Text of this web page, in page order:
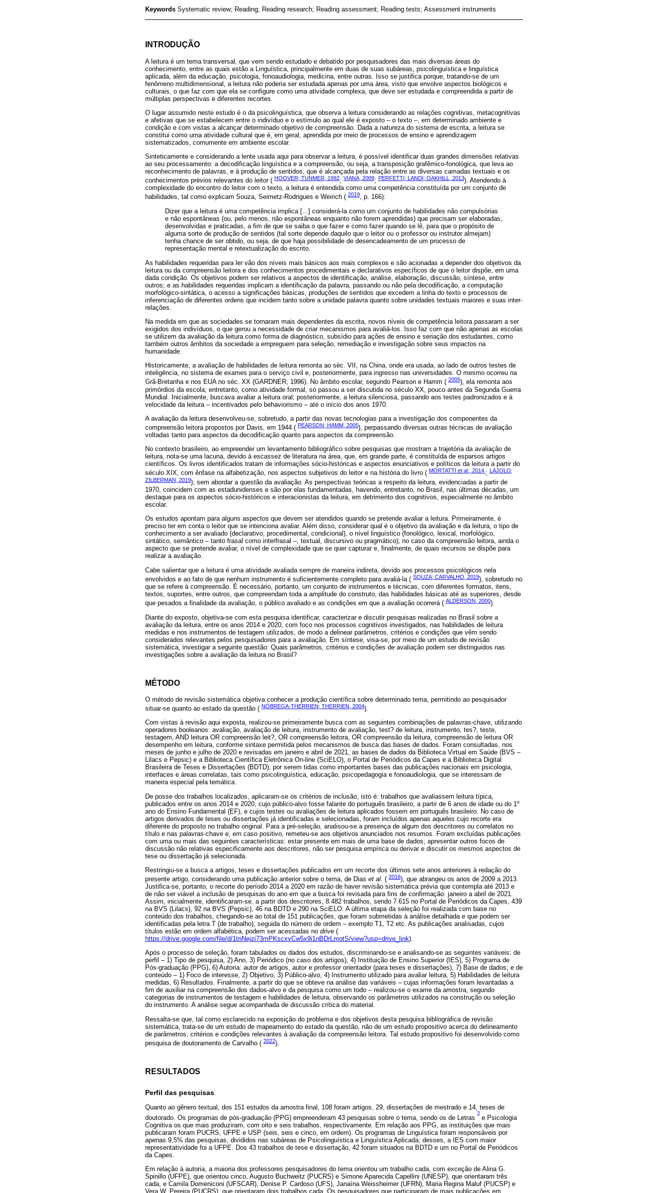
Keywords Systematic review; Reading; Reading research; Reading assessment; Reading tests; Assessment instruments
INTRODUÇÃO
A leitura é um tema transversal, que vem sendo estudado e debatido por pesquisadores das mais diversas áreas do
conhecimento, entre as quais estão a Linguística, principalmente em duas de suas subáreas, psicolinguística e linguística
aplicada, além da educação, psicologia, fonoaudiologia, medicina, entre outras. Isso se justifica porque, tratando-se de um
fenômeno multidimensional, a leitura não poderia ser estudada apenas por uma área, visto que envolve aspectos biológicos e
culturais, o que faz com que ela se configure como uma atividade complexa, que deve ser estudada e compreendida a partir de
múltiplas perspectivas e diferentes recortes.
O lugar assumido neste estudo é o da psicolinguística, que observa a leitura considerando as relações cognitivas, metacognitivas
e afetivas que se estabelecem entre o indivíduo e o estímulo ao qual ele é exposto – o texto –, em determinado ambiente e
condição e com vistas a alcançar determinado objetivo de compreensão. Dada a natureza do sistema de escrita, a leitura se
constitui como uma atividade cultural que é, em geral, aprendida por meio de processos de ensino e aprendizagem
sistematizados, comumente em ambiente escolar.
Sinteticamente e considerando a lente usada aqui para observar a leitura, é possível identificar duas grandes dimensões relativas
ao seu processamento: a decodificação linguística e a compreensão, ou seja, a transposição grafêmico-fonológica, que leva ao
reconhecimento de palavras, e à produção de sentidos, que é alcançada pela relação entre as diversas camadas textuais e os
conhecimentos prévios relevantes do leitor ( HOOVER; TUNMER, 1992; VIANA, 2009; PERFETTI; LANDI; OAKHILL, 2013). Atendendo à
complexidade do encontro do leitor com o texto, a leitura é entendida como uma competência constituída por um conjunto de
habilidades, tal como explicam Souza, Seimetz-Rodrigues e Weirich ( 2019, p. 166):
Dizer que a leitura é uma competência implica [...] considerá-la como um conjunto de habilidades não compulsórias
e não espontâneas (ou, pelo menos, não espontâneas enquanto não forem aprendidas) que precisam ser elaboradas,
desenvolvidas e praticadas, a fim de que se saiba o que fazer e como fazer quando se lê, para que o propósito de
alguma sorte de produção de sentidos (tal sorte depende daquilo que o leitor ou o professor ou instrutor almejam)
tenha chance de ser obtido, ou seja, de que haja possibilidade de desencadeamento de um processo de
representação mental e retextualização do escrito.
As habilidades requeridas para ler vão dos níveis mais básicos aos mais complexos e são acionadas a depender dos objetivos da
leitura ou da compreensão leitora e dos conhecimentos procedimentais e declarativos específicos de que o leitor dispõe, em uma
dada condição. Os objetivos podem ser relativos a aspectos de identificação, análise, elaboração, discussão, síntese, entre
outros; e as habilidades requeridas implicam a identificação da palavra, passando ou não pela decodificação, a computação
morfológico-sintática, o acesso a significações básicas, produções de sentidos que excedem a linha do texto e processos de
inferenciação de diferentes ordens que incidem tanto sobre a unidade palavra quanto sobre unidades textuais maiores e suas inter-
relações.
Na medida em que as sociedades se tornaram mais dependentes da escrita, novos níveis de competência leitora passaram a ser
exigidos dos indivíduos, o que gerou a necessidade de criar mecanismos para avaliá-los. Isso faz com que não apenas as escolas
se utilizem da avaliação da leitura como forma de diagnóstico, subsídio para ações de ensino e seriação dos estudantes, como
também outros âmbitos da sociedade a empreguem para seleção, remediação e investigação sobre seus impactos na
humanidade.
Historicamente, a avaliação de habilidades de leitura remonta ao séc. VII, na China, onde era usada, ao lado de outros testes de
inteligência, no sistema de exames para o serviço civil e, posteriormente, para ingresso nas universidades. O mesmo ocorreu na
Grã-Bretanha e nos EUA no séc. XX (GARDNER, 1996). No âmbito escolar, segundo Pearson e Hamm ( 2005), ela remonta aos
primórdios da escola; entretanto, como atividade formal, só passou a ser discutida no século XX, pouco antes da Segunda Guerra
Mundial. Inicialmente, buscava avaliar a leitura oral; posteriormente, a leitura silenciosa, passando aos testes padronizados e à
velocidade da leitura – incentivados pelo behaviorismo – até o início dos anos 1970.
A avaliação da leitura desenvolveu-se, sobretudo, a partir das novas tecnologias para a investigação dos componentes da
compreensão leitora propostos por Davis, em 1944 ( PEARSON; HAMM, 2005), perpassando diversas outras técnicas de avaliação
voltadas tanto para aspectos da decodificação quanto para aspectos da compreensão.
No contexto brasileiro, ao empreender um levantamento bibliográfico sobre pesquisas que mostram a trajetória da avaliação de
leitura, nota-se uma lacuna, devido à escassez de literatura na área, que, em grande parte, é constituída de esparsos artigos
científicos. Os livros identificados tratam de informações sócio-históricas e aspectos enunciativos e políticos da leitura a partir do
século XIX, com ênfase na alfabetização, nos aspectos subjetivos do leitor e na história do livro ( MORTATTI et al., 2014 ;
LAJOLO;
ZILBERMAN, 2019), sem abordar a questão da avaliação. As perspectivas teóricas a respeito da leitura, evidenciadas a partir de
1970, coincidem com as estadunidenses e são por elas fundamentadas, havendo, entretanto, no Brasil, nas últimas décadas, um
destaque para os aspectos sócio-históricos e interacionistas da leitura, em detrimento dos cognitivos, especialmente no âmbito
escolar.
Os estudos apontam para alguns aspectos que devem ser atendidos quando se pretende avaliar a leitura. Primeiramente, é
preciso ter em conta o leitor que se intenciona avaliar. Além disso, considerar qual é o objetivo da avaliação e da leitura, o tipo de
conhecimento a ser avaliado (declarativo, procedimental, condicional), o nível linguístico (fonológico, lexical, morfológico,
sintático, semântico – tanto frasal como interfrasal –, textual, discursivo ou pragmático); no caso da compreensão leitora, ainda o
aspecto que se pretende avaliar, o nível de complexidade que se quer capturar e, finalmente, de quais recursos se dispõe para
realizar a avaliação.
Cabe salientar que a leitura é uma atividade avaliada sempre de maneira indireta, devido aos processos psicológicos nela
envolvidos e ao fato de que nenhum instrumento é suficientemente completo para avaliá-la ( SOUZA; CARVALHO, 2019), sobretudo no
que se refere à compreensão. É necessário, portanto, um conjunto de instrumentos e técnicas, com diferentes formatos, itens,
textos, suportes, entre outros, que compreendam toda a amplitude do construto, das habilidades básicas até as superiores, desde
que pesados a finalidade da avaliação, o público avaliado e as condições em que a avaliação ocorrerá ( ALDERSON, 2000).
Diante do exposto, objetiva-se com esta pesquisa identificar, caracterizar e discutir pesquisas realizadas no Brasil sobre a
avaliação da leitura, entre os anos 2014 e 2020, com foco nos processos cognitivos investigados, nas habilidades de leitura
medidas e nos instrumentos de testagem utilizados, de modo a delinear parâmetros, critérios e condições que vêm sendo
considerados relevantes pelos pesquisadores para a avaliação. Em síntese, visa-se, por meio de um estudo de revisão
sistemática, investigar a seguinte questão: Quais parâmetros, critérios e condições de avaliação podem ser distinguidos nas
investigações sobre a avaliação da leitura no Brasil?
MÉTODO
O método de revisão sistemática objetiva conhecer a produção científica sobre determinado tema, permitindo ao pesquisador
situar-se quanto ao estado da questão ( NÓBREGA-THERRIEN; THERRIEN, 2004).
Com vistas à revisão aqui exposta, realizou-se primeiramente busca com as seguintes combinações de palavras‑chave, utilizando
operadores booleanos: avaliação, avaliação de leitura, instrumento de avaliação, test? de leitura, instrumento, tes?, teste,
testagem, AND leitura OR compreensão leit?, OR compreensão leitora, OR compreensão da leitura, compreensão de leitura OR
desempenho em leitura, conforme sintaxe permitida pelos mecanismos de busca das bases de dados. Foram consultadas, nos
meses de junho e julho de 2020 e revisadas em janeiro e abril de 2021, as bases de dados da Biblioteca Virtual em Saúde (BVS –
Lilacs e Pepsic) e a Biblioteca Científica Eletrônica On‑line (SciELO), o Portal de Periódicos da Capes e a Biblioteca Digital
Brasileira de Teses e Dissertações (BDTD), por serem tidas como importantes bases das publicações nacionais em psicologia,
interfaces e áreas correlatas, tais como psicolinguística, educação, psicopedagogia e fonoaudiologia, que se interessam de
maneira especial pela temática.
De posse dos trabalhos localizados, aplicaram-se os critérios de inclusão, isto é: trabalhos que avaliassem leitura típica,
publicados entre os anos 2014 e 2020, cujo público-alvo fosse falante do português brasileiro, a partir de 6 anos de idade ou do 1º
ano do Ensino Fundamental (EF), e cujos testes ou avaliações de leitura aplicados fossem em português brasileiro. No caso de
artigos derivados de teses ou dissertações já identificadas e selecionadas, foram incluídos apenas aqueles cujo recorte era
diferente do proposto no trabalho original. Para a pré-seleção, analisou-se a presença de algum dos descritores ou correlatos no
título e nas palavras-chave e, em caso positivo, remeteu-se aos objetivos anunciados nos resumos. Foram excluídas publicações
com uma ou mais das seguintes características: estar presente em mais de uma base de dados; apresentar outros focos de
discussão não relativas especificamente aos descritores, não ser pesquisa empírica ou derivar e discutir os mesmos aspectos de
tese ou dissertação já selecionada.
Restringiu‑se a busca a artigos, teses e dissertações publicados em um recorte dos últimos sete anos anteriores à redação do
presente artigo, considerando uma publicação anterior sobre o tema, de Dias et al. ( 2016), que abrangeu os anos de 2009 a 2013.
Justifica-se, portanto, o recorte do período 2014 a 2020 em razão de haver revisão sistemática prévia que contempla até 2013 e
de não ser viável a inclusão de pesquisas do ano em que a busca foi revisada para fins de confirmação: janeiro a abril de 2021.
Assim, inicialmente, identificaram-se, a partir dos descritores, 8.482 trabalhos, sendo 7.615 no Portal de Periódicos da Capes, 439
na BVS (Lilacs), 92 na BVS (Pepsic), 46 na BDTD e 290 na SciELO. A última etapa da seleção foi realizada com base no
conteúdo dos trabalhos, chegando-se ao total de 151 publicações, que foram submetidas à análise detalhada e que podem ser
identificadas pela letra T (de trabalho), seguida do número de ordem – exemplo T1, T2 etc. As publicações analisadas, cujos
títulos estão em ordem alfabética, podem ser acessadas no drive (
https://drive.google.com/file/d/1tnNejzi73mPKscxvCw5x9i1nBDrLmotS/view?usp=drive_link).
Após o processo de seleção, foram tabulados os dados dos estudos, discriminando-se e analisando-se as seguintes variáveis: de
perfil – 1) Tipo de pesquisa, 2) Ano, 3) Periódico (no caso dos artigos), 4) Instituição de Ensino Superior (IES), 5) Programa de
Pós-graduação (PPG), 6) Autoria: autor de artigos, autor e professor orientador (para teses e dissertações), 7) Base de dados; e de
conteúdo – 1) Foco de interesse, 2) Objetivo, 3) Público-alvo, 4) Instrumento utilizado para avaliar leitura, 5) Habilidades de leitura
medidas, 6) Resultados. Finalmente, a partir do que se obteve na análise das variáveis – cujas informações foram levantadas a
fim de auxiliar na compreensão dos dados-alvo e da pesquisa como um todo – realizou-se o exame da amostra, segundo
categorias de instrumentos de testagem e habilidades de leitura, observando os parâmetros utilizados na construção ou seleção
do instrumento. A análise segue acompanhada de discussão crítica do material.
Ressalta-se que, tal como esclarecido na exposição do problema e dos objetivos desta pesquisa bibliográfica de revisão
sistemática, trata-se de um estudo de mapeamento do estado da questão, não de um estudo propositivo acerca do delineamento
de parâmetros, critérios e condições relevantes à avaliação da compreensão leitora. Tal estudo propositivo foi desenvolvido como
pesquisa de doutoramento de Carvalho ( 2022).
RESULTADOS
Perfil das pesquisas
Quanto ao gênero textual, dos 151 estudos da amostra final, 108 foram artigos, 29, dissertações de mestrado e 14, teses de
doutorado. Os programas de pós-graduação (PPG) empreenderam 43 pesquisas sobre o tema, sendo os de Letras
3
e Psicologia
Cognitiva os que mais produziram, com oito e seis trabalhos, respectivamente. Em relação aos PPG, as instituições que mais
publicaram foram PUCRS, UFPE e USP (seis, seis e cinco, em ordem). Os programas de Linguística foram responsáveis por
apenas 9,5% das pesquisas, divididos nas subáreas de Psicolinguística e Linguística Aplicada; desses, a IES com maior
representatividade foi a UFPE. Dos 43 trabalhos de tese e dissertação, 42 foram situados na BDTD e um no Portal de Periódicos
da Capes.
Em relação à autoria, a maioria dos professores pesquisadores do tema orientou um trabalho cada, com exceção de Alina G.
Spinillo (UFPE), que orientou cinco, Augusto Buchweitz (PUCRS) e Simone Aparecida Capellini (UNESP), que orientaram três
cada, e Camila Domeniconi (UFSCAR), Denise P. Cardoso (UFS), Janaína Weissheimer (UFRN), Maria Regina Maluf (PUCSP) e
Vera W. Pereira (PUCRS), que orientaram dois trabalhos cada. Os pesquisadores que participaram de mais publicações em